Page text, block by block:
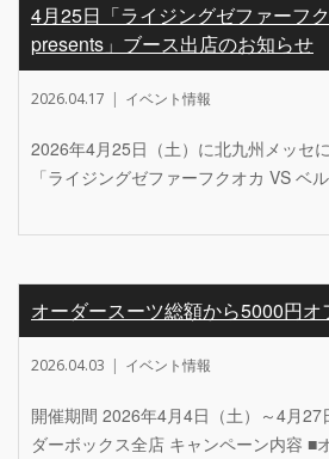
4月25日「ライジングゼファーフ
presents」ブース出店のお知らせ
2026.04.17 イベント情報
2026年4月25日（土）に北九州メッセ
「ライジングゼファーフクオカ VS ベ
オーダースーツ総額から5000円オ
2026.04.03 イベント情報
開催期間 2026年4月4日（土）～4月27
ダーボックス全店 キャンペーン内容 ■